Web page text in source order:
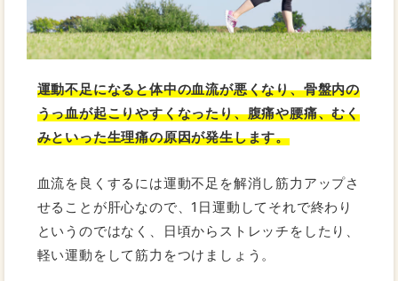
運動不足になると体中の血流が悪くなり、骨盤内の
うっ血が起こりやすくなったり、腹痛や腰痛、むく
みといった生理痛の原因が発生します。
血流を良くするには運動不足を解消し筋力アップさ
せることが肝心なので、1日運動してそれで終わり
というのではなく、日頃からストレッチをしたり、
軽い運動をして筋力をつけましょう。